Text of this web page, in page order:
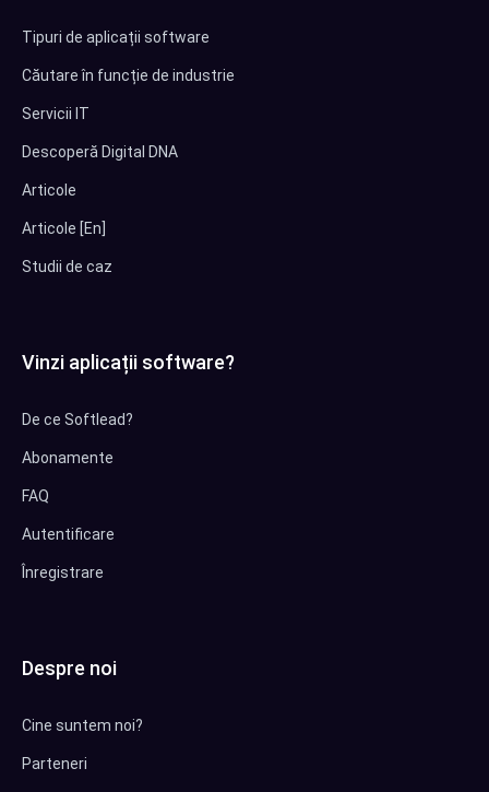
Tipuri de aplicații software
Căutare în funcție de industrie
Servicii IT
Descoperă Digital DNA
Articole
Articole [En]
Studii de caz
Vinzi aplicații software?
De ce Softlead?
Abonamente
FAQ
Autentificare
Înregistrare
Despre noi
Cine suntem noi?
Parteneri